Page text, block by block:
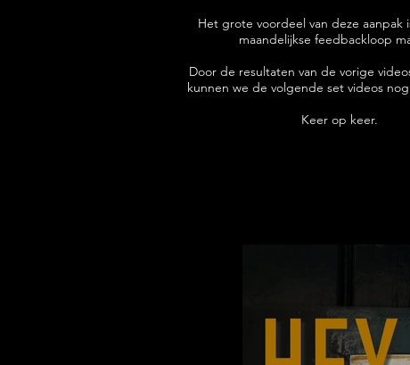
Het grote voordeel van deze aanpak
maandelijkse feedbackloop
Door de resultaten van de vorige
kunnen we de volgende set videos
Keer op keer.